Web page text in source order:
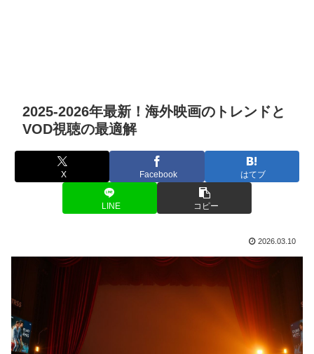
2025-2026年最新！海外映画のトレンドと
VOD視聴の最適解
X Facebook はてブ
LINE コピー
2026.03.10